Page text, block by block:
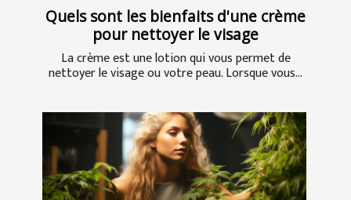
Quels sont les bienfaits d'une crème
pour nettoyer le visage
La crème est une lotion qui vous permet de
nettoyer le visage ou votre peau. Lorsque vous...